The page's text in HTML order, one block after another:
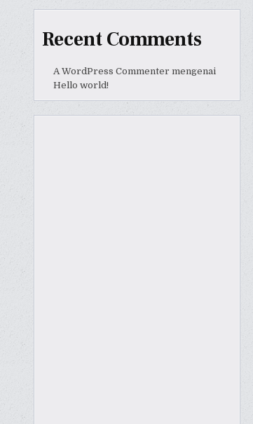
Recent Comments
A WordPress Commenter mengenai
Hello world!